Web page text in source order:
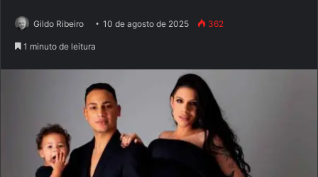
Gildo Ribeiro 10 de agosto de 2025 362
1 minuto de leitura